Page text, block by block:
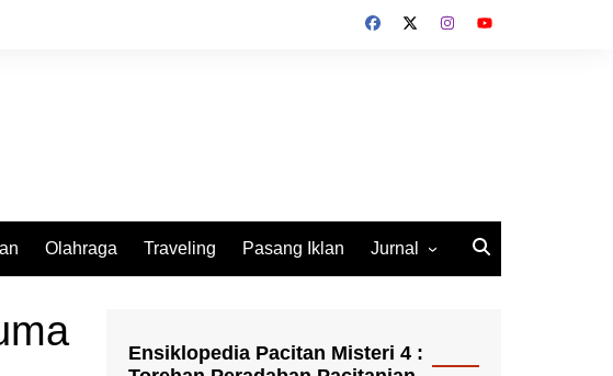
Olahraga Traveling Pasang Iklan Jurnal
Ensiklopedia Pacitan Misteri 4 :